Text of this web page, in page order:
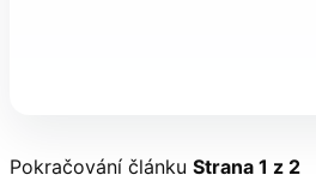
Pokračování článku Strana 1 z 2